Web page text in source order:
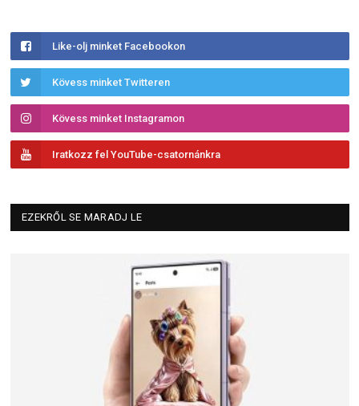
Like-olj minket Facebookon
Kövess minket Twitteren
Kövess minket Instagramon
Iratkozz fel YouTube-csatornánkra
EZEKRŐL SE MARADJ LE